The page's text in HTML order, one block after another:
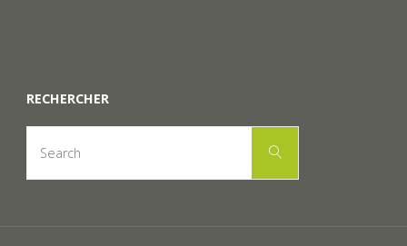
RECHERCHER
Search